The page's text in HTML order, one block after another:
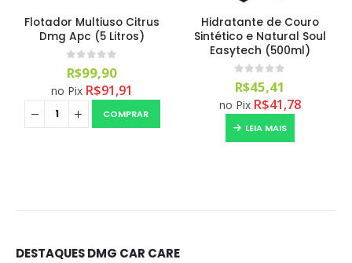
Flotador Multiuso Citrus
Dmg Apc (5 Litros)
0 out of 5
R$99,90
no Pix R$91,91
COMPRAR
Hidratante de Couro
Sintético e Natural Soul
Easytech (500ml)
0 out of 5
R$45,41
no Pix R$41,78
LEIA MAIS
DESTAQUES DMG CAR CARE